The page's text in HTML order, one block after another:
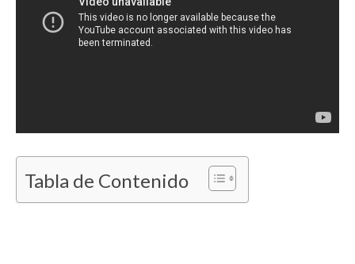
Tabla de Contenido